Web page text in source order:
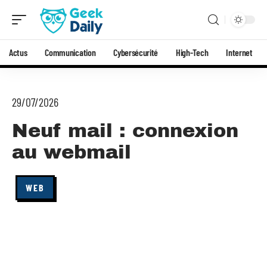
Actus Communication Cybersécurité High-Tech Internet
29/07/2026
Neuf mail : connexion
au webmail
WEB